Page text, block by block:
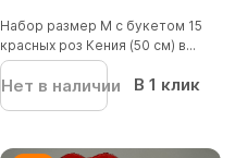
Набор размер M с букетом 15
красных роз Кения (50 см) в...
Нет в наличии В 1 клик